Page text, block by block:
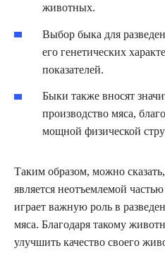
животных.
Выбор быка для
его генетических
показателей.
Быки также вносят
производство мяса,
мощной физической
Таким образом, можно
является неотъемлемой частью
играет важную роль в
мяса. Благодаря такому
улучшить качество своего